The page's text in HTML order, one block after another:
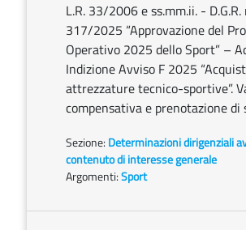
L.R. 33/2006 e ss.mm.ii. - D.G.R.
317/2025 “Approvazione del
Operativo 2025 dello Sport” –
Indizione Avviso F 2025
attrezzature tecnico-sportive”.
compensativa e prenotazione di
Sezione: Determinazioni dirigenziali
contenuto di interesse generale
Argomenti:Sport